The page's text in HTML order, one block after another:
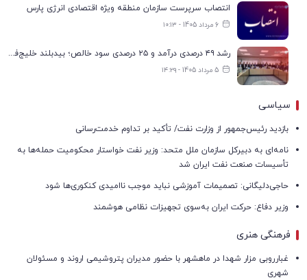
انتصاب سرپرست سازمان منطقه ویژه اقتصادی انرژی پارس
6 مرداد 1405 - ۱۰:۱۳
رشد ۴۹ درصدی درآمد و ۲۵ درصدی سود خالص؛ بیدبلند خلیج‌فارس سال ۱۴۰۴ را با رکوردهای جدید به پایان رساند
5 مرداد 1405 - ۱۴:۲۹
سیاسی
بازدید رئیس‌جمهور از وزارت نفت/ تأکید بر تداوم خدمت‌رسانی
نامه‌ای به دبیرکل سازمان ملل متحد: وزیر نفت خواستار محکومیت حمله‌ها به
تأسیسات صنعت نفت ایران شد
حاجی‌دلیگانی: تصمیمات آموزشی نباید موجب ناامیدی کنکوری‌ها شود
وزیر دفاع: حرکت ایران به‌سوی تجهیزات نظامی هوشمند
فرهنگی هنری
غبارروبی مزار شهدا در ماهشهر با حضور مدیران پتروشیمی اروند و مسئولان
شهری